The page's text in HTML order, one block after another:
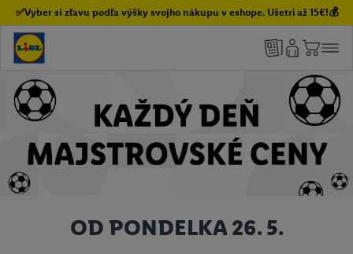
✅Vyber si zľavu podľa výšky svojho nákupu v eshope. Ušetri až 15€!💰
OD PONDELKA 26. 5.